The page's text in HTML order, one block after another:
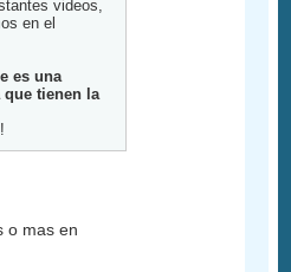
videos,
en el
es una
que tienen la
o mas en